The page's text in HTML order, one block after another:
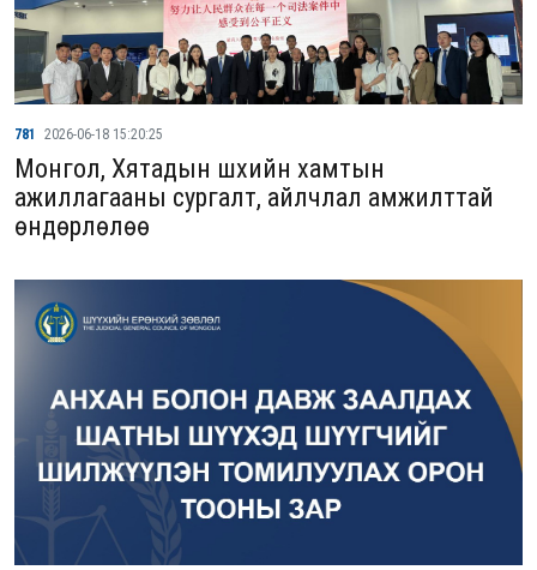
781 2026-06-18 15:20:25
Монгол, Хятадын шүүхийн хамтын
ажиллагааны сургалт, айлчлал амжилттай
өндөрлөлөө